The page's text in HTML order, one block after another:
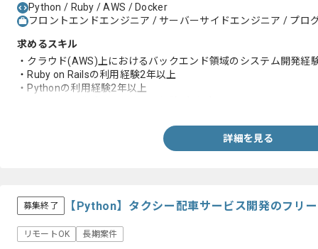
Python / Ruby / AWS / Docker
フロントエンドエンジニア / サーバーサイドエンジニア / プロ
求めるスキル
・クラウド(AWS)上におけるバックエンド領域のシステム開発経
・Ruby on Railsの利用経験2年以上
・Pythonの利用経験2年以上
詳細を見る
募集終了 【Python】タクシー配車サービス開発のフリ
リモートOK 長期案件